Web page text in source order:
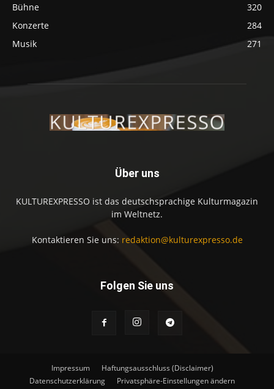
Bühne
320
Konzerte
284
Musik
271
Über uns
KULTUREXPRESSO ist das deutschsprachige Kulturmagazin
im Weltnetz.
Kontaktieren Sie uns: redaktion@kulturexpresso.de
Folgen Sie uns
Impressum
Haftungsausschluss (Disclaimer)
Datenschutzerklärung
Privatsphäre-Einstellungen ändern